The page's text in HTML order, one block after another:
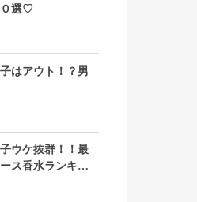
０選♡
はアウト！？男
子ウケ抜群！！最
ス香水ランキン